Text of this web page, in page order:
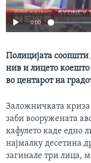
ИНТЕРВЈУА
Јазици
0:00
Полицијата соопшти
нив и лицето
во центарот на
Заложничката
заби вооружената
кафулето каде едно
најмалку десетина
загинале три лица,